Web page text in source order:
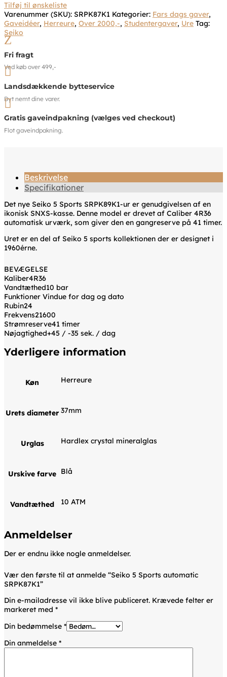
Tilføj til ønskeliste
Varenummer (SKU): SRPK87K1 Kategorier: Fars dags gaver,
Gaveidéer, Herreure, Over 2000,-, Studentergaver, Ure Tag:
Seiko
Z
Fri fragt
Ved køb over 499,-

Landsdækkende bytteservice
Byt nemt dine varer.

Gratis gaveindpakning (vælges ved checkout)
Flot gaveindpakning.
Beskrivelse
Specifikationer
Det nye Seiko 5 Sports SRPK89K1-ur er genudgivelsen af en
ikonisk SNXS-kasse. Denne model er drevet af Caliber 4R36
automatisk urværk, som giver den en gangreserve på 41 timer.
Uret er en del af Seiko 5 sports kollektionen der er designet i
1960érne.
BEVÆGELSE
Kaliber4R36
Vandtæthed10 bar
Funktioner Vindue for dag og dato
Rubin24
Frekvens21600
Strømreserve41 timer
Nøjagtighed+45 / -35 sek. / dag
Yderligere information
Køn Herreure
Urets diameter 37mm
Urglas Hardlex crystal mineralglas
Urskive farve Blå
Vandtæthed 10 ATM
Anmeldelser
Der er endnu ikke nogle anmeldelser.
Vær den første til at anmelde “Seiko 5 Sports automatic
SRPK87K1”
Din e-mailadresse vil ikke blive publiceret. Krævede felter er
markeret med *
Din bedømmelse *
Din anmeldelse *